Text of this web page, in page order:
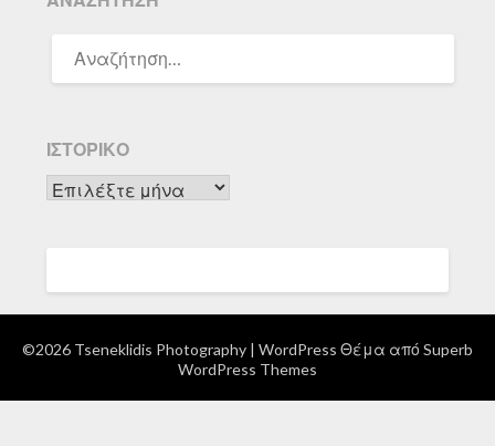
ΓΙΑ:
ΙΣΤΟΡΙΚΌ
Ιστορικό
©2026 Tseneklidis Photography | WordPress Θέμα από Superb
WordPress Themes